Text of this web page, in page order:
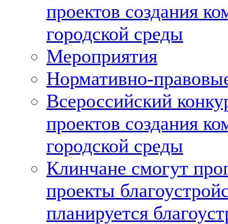
проектов создания
городской среды
Мероприятия
Нормативно-
Всероссийский
проектов создания
городской среды
Клинчане смогут
проекты
планируется